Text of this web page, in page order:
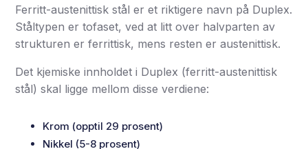
Ferritt-austenittisk stål er et riktigere navn på Duplex.
Ståltypen er tofaset, ved at litt over halvparten av
strukturen er ferrittisk, mens resten er austenittisk.
Det kjemiske innholdet i Duplex (ferritt-austenittisk
stål) skal ligge mellom disse verdiene:
Krom (opptil 29 prosent)
Nikkel (5-8 prosent)